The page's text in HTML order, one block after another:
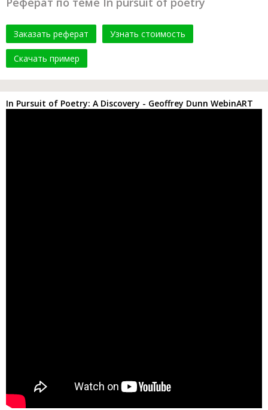
Заказать реферат Узнать стоимость
Скачать пример
In Pursuit of Poetry: A Discovery - Geoffrey Dunn WebinART